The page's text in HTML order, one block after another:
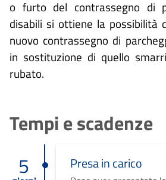
o furto del contrassegno di
disabili si ottiene la possibilità
nuovo contrassegno di
in sostituzione di quello
rubato.
Tempi e scadenze
5
Presa in carico